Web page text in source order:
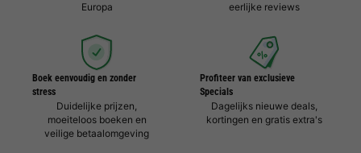
Europa
eerlijke reviews
Boek eenvoudig en zonder
stress
Duidelijke prijzen,
moeiteloos boeken en
veilige betaalomgeving
Profiteer van exclusieve
Specials
Dagelijks nieuwe deals,
kortingen en gratis extra's